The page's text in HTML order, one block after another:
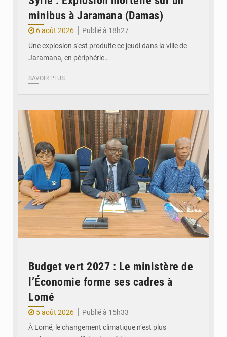
minibus à Jaramana (Damas)
6 août 2026
Publié à 18h27
Une explosion s'est produite ce jeudi dans la ville de
Jaramana, en périphérie…
SAVOIR PLUS
Budget vert 2027 : Le ministère de
l’Économie forme ses cadres à
Lomé
5 août 2026
Publié à 15h33
À Lomé, le changement climatique n’est plus